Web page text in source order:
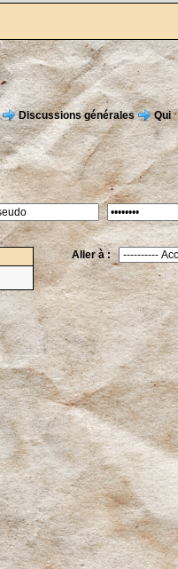
Discussions générales
Qui
Aller à :